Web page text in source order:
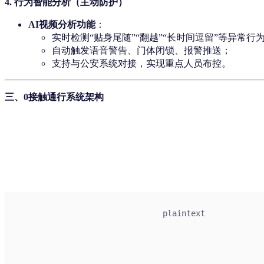
4. 行为智能分析（主动防护）
AI视频分析功能：
实时检测“贴身尾随”“翻越”“长时间逗留”等异常行
自动触发语音警告、门体闭锁、报警推送；
支持与公安系统对接，实现重点人员布控。
三、0接触通行系统架构
plaintext